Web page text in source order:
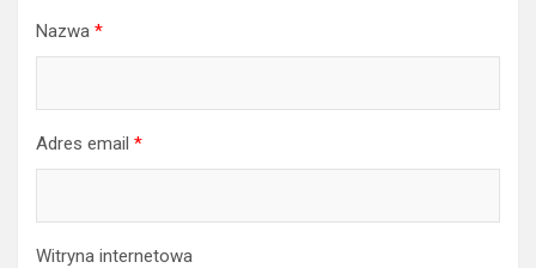
Nazwa *
Adres email *
Witryna internetowa